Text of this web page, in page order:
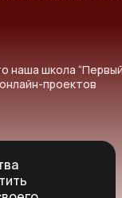
наша школа
проектов